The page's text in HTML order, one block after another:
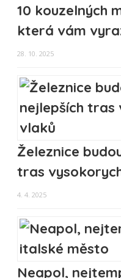
10 kouzelných
která vám
28. 10. 2025
Železnice
tras
4. 4. 2025
Neapol,